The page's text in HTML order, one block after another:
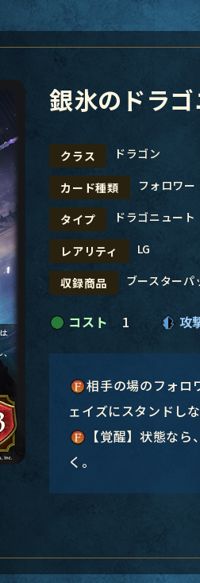
銀氷のドラ
クラス ドラゴン
カード種類 フォロワー
タイプ ドラゴニュート
レアリティ LG
収録商品 ブースターパ
コスト 1 攻
相手の場のフォロ
ェイズにスタンドしな
【覚醒】状態な
く。